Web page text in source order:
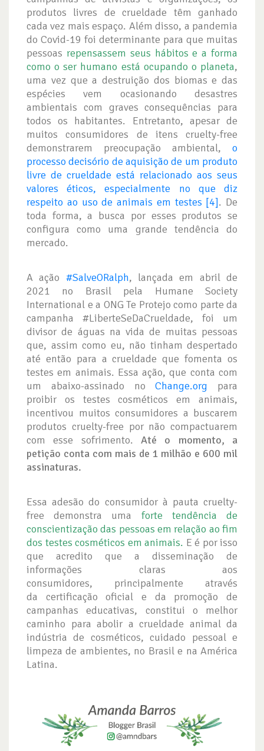
produtos livres de crueldade têm ganhado
cada vez mais espaço. Além disso, a pandemia
do Covid-19 foi determinante para que muitas
pessoas repensassem seus hábitos e a forma
como o ser humano está ocupando o planeta,
uma vez que a destruição dos biomas e das
espécies vem ocasionando desastres
ambientais com graves consequências para
todos os habitantes. Entretanto, apesar de
muitos consumidores de itens cruelty-free
demonstrarem preocupação ambiental, o
processo decisório de aquisição de um produto
livre de crueldade está relacionado aos seus
valores éticos, especialmente no que diz
respeito ao uso de animais em testes [4]. De
toda forma, a busca por esses produtos se
configura como uma grande tendência do
mercado.
A ação #SalveORalph, lançada em abril de
2021 no Brasil pela Humane Society
International e a ONG Te Protejo como parte da
campanha #LiberteSeDaCrueldade, foi um
divisor de águas na vida de muitas pessoas
que, assim como eu, não tinham despertado
até então para a crueldade que fomenta os
testes em animais. Essa ação, que conta com
um abaixo-assinado noChange.org para
proibir os testes cosméticos em animais,
incentivou muitos consumidores a buscarem
produtos cruelty-free por não compactuarem
com esse sofrimento. Até o momento, a
petição conta com mais de 1 milhão e 600 mil
assinaturas.
Essa adesão do consumidor à pauta cruelty-
free demonstra uma forte tendência de
conscientização das pessoas em relação ao fim
dos testes cosméticos em animais. E é por isso
que acredito que a disseminação de
informações claras aos
consumidores, principalmente através
da certificação oficial e da promoção de
campanhas educativas, constitui o melhor
caminho para abolir a crueldade animal da
indústria de cosméticos, cuidado pessoal e
limpeza de ambientes, no Brasil e na América
Latina.